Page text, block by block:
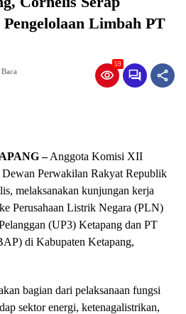
Limbah PT
59
–Anggota Komisi XII
Perwakilan Rakyat Republik
melaksanakan kunjungan kerja
Perusahaan Listrik Negara (PLN)
(UP3) Ketapang dan PT
di Kabupaten Ketapang,
bagian dari pelaksanaan fungsi
sektor energi, ketenagalistrikan,